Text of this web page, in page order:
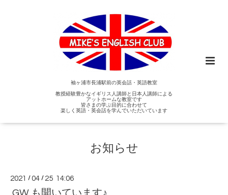
袖ヶ浦市長浦駅前の英会話・英語教室
教授経験豊かなイギリス人講師と日本人講師による
アットホームな教室です
皆さまの学ぶ目的に合わせて
楽しく英語・英会話を学んでいただいています
お知らせ
2021 /04 / 25 14:06